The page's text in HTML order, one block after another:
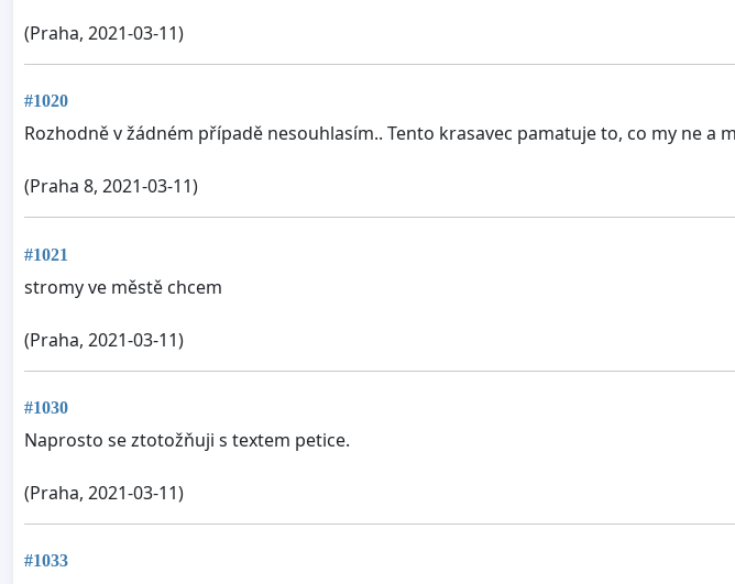
(Praha, 2021-03-11)
#1020
Rozhodně v žádném případě nesouhlasím.. Tento krasavec pamatuje to, co my ne a
(Praha 8, 2021-03-11)
#1021
stromy ve městě chcem
(Praha, 2021-03-11)
#1030
Naprosto se ztotožňuji s textem petice.
(Praha, 2021-03-11)
#1033